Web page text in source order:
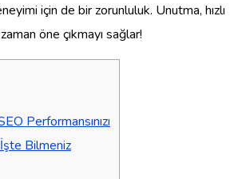
için de bir zorunluluk. Unutma, hızlı
öne çıkmayı sağlar!
Performansınızı
Bilmeniz